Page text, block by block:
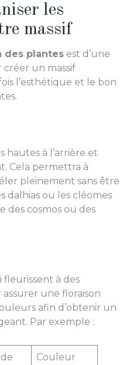
les
massif
des plantes est d’une
un massif
l’esthétique et le bon
hautes à l’arrière et
Cela permettra à
pleinement sans être
dalhias ou les cléomes
des cosmos ou des
fleurissent à des
une floraison
afin d’obtenir un
Par exemple :
Couleur